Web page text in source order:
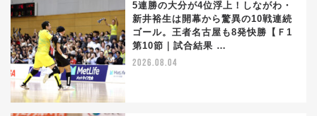
5連勝の大分が4位浮上！しながわ・
新井裕生は開幕から驚異の10戦連続
ゴール。王者名古屋も8発快勝【Ｆ1
第10節｜試合結果 …
2026.08.04